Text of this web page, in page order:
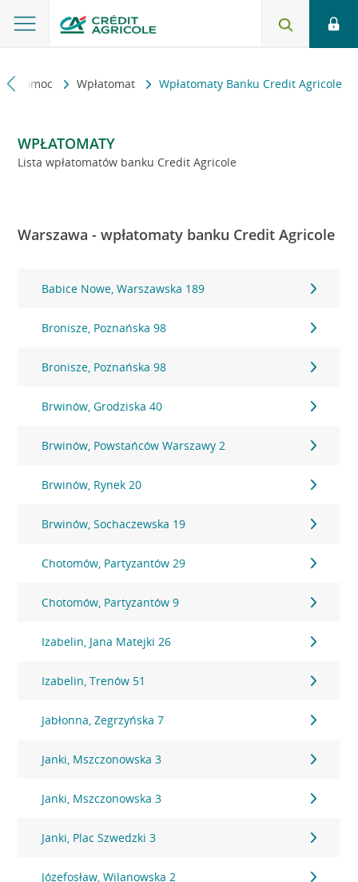
i pomoc Wpłatomat Wpłatomaty Banku Credit Agricole
WPŁATOMATY
Lista wpłatomatów banku Credit Agricole
Warszawa - wpłatomaty banku Credit Agricole
Babice Nowe, Warszawska 189
Bronisze, Poznańska 98
Bronisze, Poznańska 98
Brwinów, Grodziska 40
Brwinów, Powstańców Warszawy 2
Brwinów, Rynek 20
Brwinów, Sochaczewska 19
Chotomów, Partyzantów 29
Chotomów, Partyzantów 9
Izabelin, Jana Matejki 26
Izabelin, Trenów 51
Jabłonna, Zegrzyńska 7
Janki, Mszczonowska 3
Janki, Mszczonowska 3
Janki, Plac Szwedzki 3
Józefosław, Wilanowska 2